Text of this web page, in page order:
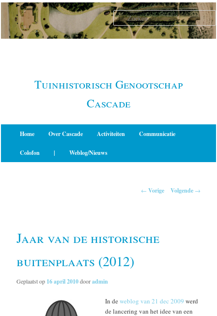
Spring
naar
primaire
Tuinhistorisch Genootschap
Cascade
Home Over Cascade Activiteiten Communicatie
Colofon | Weblog/Nieuws
← Vorige Volgende →
Jaar van de historische
buitenplaats (2012)
Geplaatst op 16 april 2010dooradmin
In deweblog van 21 dec 2009 werd
de lancering van het idee van een